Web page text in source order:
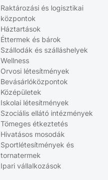
Raktározási és logisztikai
központok
Háztartások
Éttermek és bárok
Szállodák és szálláshelyek
Wellness
Orvosi létesítmények
Bevásárlóközpontok
Középületek
Iskolai létesítmények
Szociális ellátó intézmények
Tömeges étkeztetés
Hivatásos mosodák
Sportlétesítmények és
tornatermek
Ipari vállalkozások